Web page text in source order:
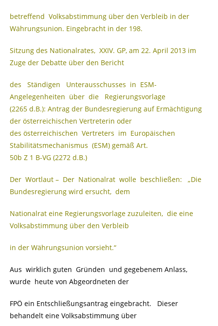
betreffend Volksabstimmung über den Verbleib in der
Währungsunion. Eingebracht in der 198.
Sitzung des Nationalrates, XXIV. GP, am 22. April 2013 im
Zuge der Debatte über den Bericht
des Ständigen Unterausschusses in ESM-
Angelegenheiten über die Regierungsvorlage
(2265 d.B.): Antrag der Bundesregierung auf Ermächtigung
der österreichischen Vertreterin oder
des österreichischen Vertreters im Europäischen
Stabilitätsmechanismus (ESM) gemäß Art.
50b Z 1 B-VG (2272 d.B.)
Der Wortlaut – Der Nationalrat wolle beschließen: „Die
Bundesregierung wird ersucht, dem
Nationalrat eine Regierungsvorlage zuzuleiten, die eine
Volksabstimmung über den Verbleib
in der Währungsunion vorsieht.“
Aus wirklich guten Gründen und gegebenem Anlass,
wurde heute von Abgeordneten der
FPÖ ein Entschließungsantrag eingebracht. Dieser
behandelt eine Volksabstimmung über